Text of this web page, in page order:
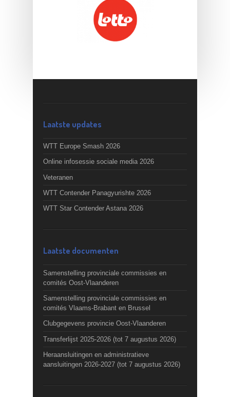
Laatste updates
WTT Europe Smash 2026
Online infosessie sociale media 2026
Veteranen
WTT Contender Panagyurishte 2026
WTT Star Contender Astana 2026
Laatste documenten
Samenstelling provinciale commissies en
comités Oost-Vlaanderen
Samenstelling provinciale commissies en
comités Vlaams-Brabant en Brussel
Clubgegevens provincie Oost-Vlaanderen
Transferlijst 2025-2026 (tot 7 augustus 2026)
Heraansluitingen en administratieve
aansluitingen 2026-2027 (tot 7 augustus 2026)